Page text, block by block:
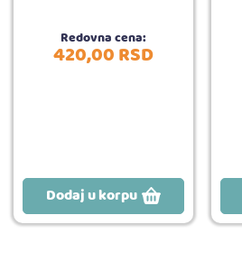
Redovna cena:
420,00RSD
Dodaj u korpu